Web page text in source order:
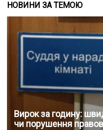
НОВИНИ ЗА ТЕМОЮ
Вирок за годину:
чи порушення